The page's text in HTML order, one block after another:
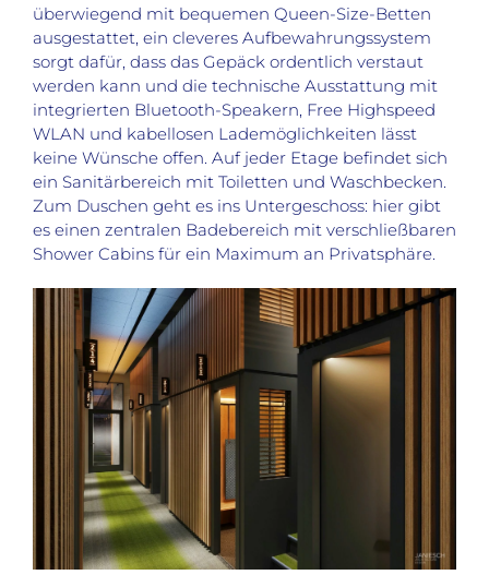
überwiegend mit bequemen Queen-Size-Betten
ausgestattet, ein cleveres Aufbewahrungssystem
sorgt dafür, dass das Gepäck ordentlich verstaut
werden kann und die technische Ausstattung mit
integrierten Bluetooth-Speakern, Free Highspeed
WLAN und kabellosen Lademöglichkeiten lässt
keine Wünsche offen. Auf jeder Etage befindet sich
ein Sanitärbereich mit Toiletten und Waschbecken.
Zum Duschen geht es ins Untergeschoss: hier gibt
es einen zentralen Badebereich mit verschließbaren
Shower Cabins für ein Maximum an Privatsphäre.